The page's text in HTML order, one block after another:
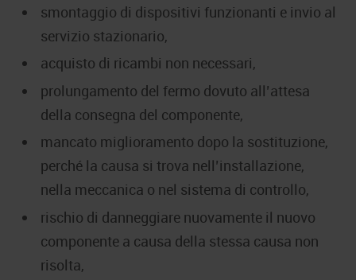
smontaggio di dispositivi funzionanti e invio al
servizio stazionario,
acquisto di ricambi non necessari,
prolungamento del fermo dovuto all’attesa
della consegna del componente,
mancato miglioramento dopo la sostituzione,
perché la causa si trova nell’installazione,
nella meccanica o nel sistema di controllo,
rischio di danneggiare nuovamente il nuovo
componente a causa della stessa causa non
risolta,